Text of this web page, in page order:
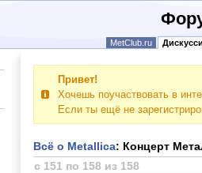
MetClub.ru
Привет!
Хочешь поучаствовать в
Если ты ещё не
Всё о Metallica: Концерт
с 151 по 158 из 158